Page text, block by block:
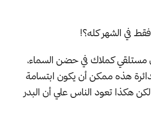
في الشهر كله؟!
مستلقي كملاك في حضن السماء،
هذه ممكن أن يكون ابتسامة
هكذا تعود الناس علي أن البدر